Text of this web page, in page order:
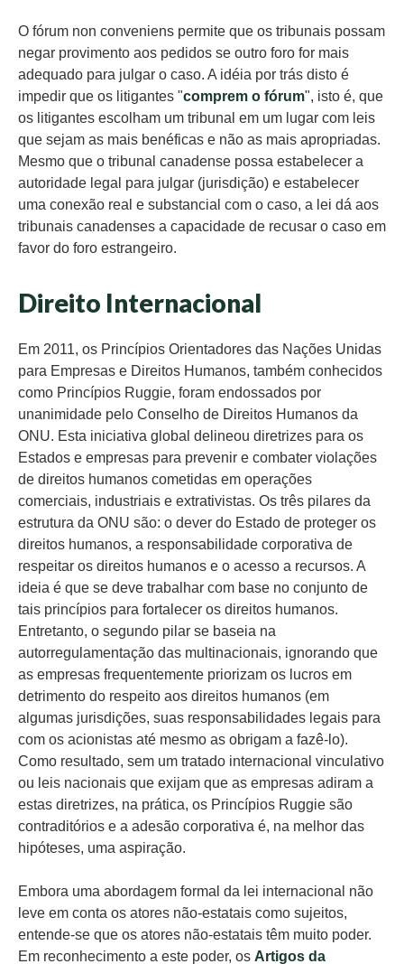
O fórum non conveniens permite que os tribunais possam
negar provimento aos pedidos se outro foro for mais
adequado para julgar o caso. A idéia por trás disto é
impedir que os litigantes "comprem o fórum", isto é, que
os litigantes escolham um tribunal em um lugar com leis
que sejam as mais benéficas e não as mais apropriadas.
Mesmo que o tribunal canadense possa estabelecer a
autoridade legal para julgar (jurisdição) e estabelecer
uma conexão real e substancial com o caso, a lei dá aos
tribunais canadenses a capacidade de recusar o caso em
favor do foro estrangeiro.
Direito Internacional
Em 2011, os Princípios Orientadores das Nações Unidas
para Empresas e Direitos Humanos, também conhecidos
como Princípios Ruggie, foram endossados por
unanimidade pelo Conselho de Direitos Humanos da
ONU. Esta iniciativa global delineou diretrizes para os
Estados e empresas para prevenir e combater violações
de direitos humanos cometidas em operações
comerciais, industriais e extrativistas. Os três pilares da
estrutura da ONU são: o dever do Estado de proteger os
direitos humanos, a responsabilidade corporativa de
respeitar os direitos humanos e o acesso a recursos. A
ideia é que se deve trabalhar com base no conjunto de
tais princípios para fortalecer os direitos humanos.
Entretanto, o segundo pilar se baseia na
autorregulamentação das multinacionais, ignorando que
as empresas frequentemente priorizam os lucros em
detrimento do respeito aos direitos humanos (em
algumas jurisdições, suas responsabilidades legais para
com os acionistas até mesmo as obrigam a fazê-lo).
Como resultado, sem um tratado internacional vinculativo
ou leis nacionais que exijam que as empresas adiram a
estas diretrizes, na prática, os Princípios Ruggie são
contraditórios e a adesão corporativa é, na melhor das
hipóteses, uma aspiração.
Embora uma abordagem formal da lei internacional não
leve em conta os atores não-estatais como sujeitos,
entende-se que os atores não-estatais têm muito poder.
Em reconhecimento a este poder, os Artigos da